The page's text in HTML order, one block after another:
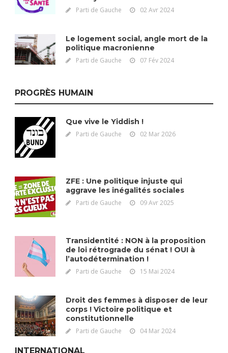
Parti de Gauche 02 Avr 2024
Le logement social, angle mort de la
politique macronienne
Parti de Gauche 07 Fév 2024
PROGRÈS HUMAIN
Que vive le Yiddish !
Parti de Gauche 02 Mar 2026
ZFE : Une politique injuste qui
aggrave les inégalités sociales
Parti de Gauche 09 Avr 2025
Transidentité : NON à la proposition
de loi rétrograde du sénat ! OUI à
l’autodétermination !
Parti de Gauche 15 Mai 2024
Droit des femmes à disposer de leur
corps ! Victoire politique et
constitutionnelle
Parti de Gauche 04 Mar 2024
INTERNATIONAL